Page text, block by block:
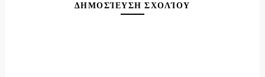
ΔΗΜΟΣΊΕΥΣΗ ΣΧΟΛΊΟΥ